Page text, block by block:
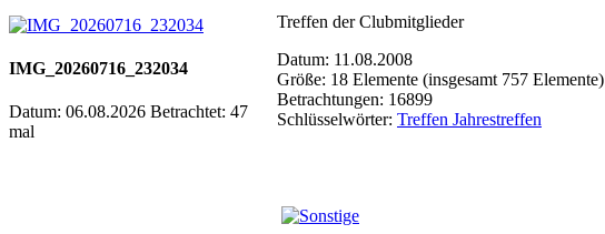
IMG_20260716_232034
Datum: 06.08.2026 Betrachtet: 47
mal
Treffen der Clubmitglieder
Datum: 11.08.2008
Größe: 18 Elemente (insgesamt 757 Elemente)
Betrachtungen: 16899
Schlüsselwörter: Treffen Jahrestreffen